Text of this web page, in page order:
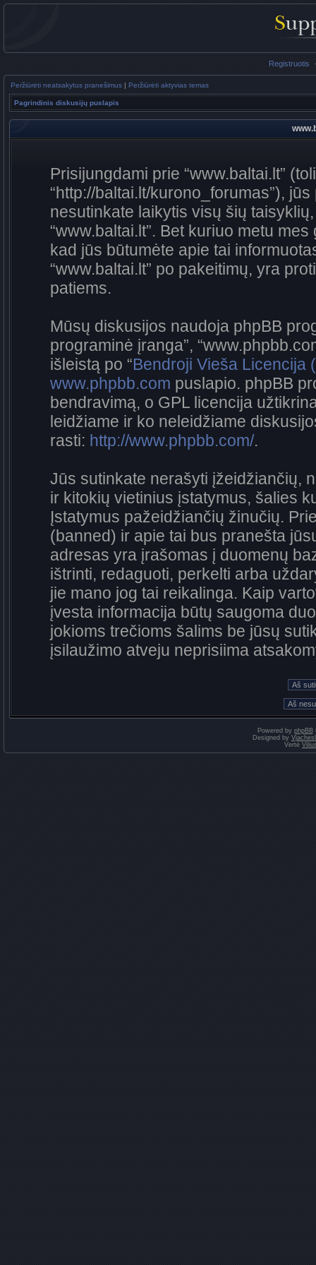
Registruotis
Peržiūrėti neatsakytus pranešimus | Peržiūrėti aktyvias temas
Pagrindinis diskusijų puslapis
Prisijungdami prie “www.baltai.lt”
“http://baltai.lt/kurono_forumas”),
nesutinkate laikytis visų šių
“www.baltai.lt”. Bet kuriuo metu
kad jūs būtumėte apie tai
“www.baltai.lt” po pakeitimų, yra
patiems.
Mūsų diskusijos naudoja phpBB
programinė įranga”,
išleistą po “Bendroji Vieša Licencija
www.phpbb.com puslapio. phpBB
bendravimą, o GPL licencija
leidžiame ir ko neleidžiame
rasti: http://www.phpbb.com/.
Jūs sutinkate nerašyti įžeidžiančių,
ir kitokių vietinius įstatymus, šalies
Įstatymus pažeidžiančių žinučių.
(banned) ir apie tai bus pranešta
adresas yra įrašomas į duomenų
ištrinti, redaguoti, perkelti arba
jie mano jog tai reikalinga. Kaip
įvesta informacija būtų saugoma
jokioms trečioms šalims be jūsų
įsilaužimo atveju neprisiima
Powered by phpBB
Designed by
Vertė